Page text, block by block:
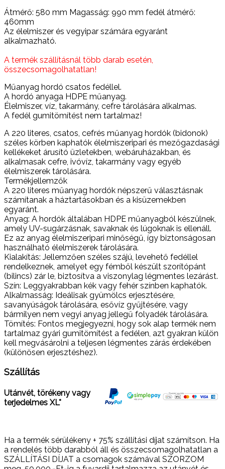
Átmérő: 580 mm Magasság: 990 mm fedél átmérő:
460mm
Az élelmiszer és vegyipar számára egyaránt
alkalmazható.
A termék szállításnál több darab esetén,
összecsomagolhatatlan!
Műanyag hordó csatos fedéllel.
A hordó anyaga HDPE műanyag.
Élelmiszer, víz, takarmány, cefre tárolására alkalmas.
A fedél gumitömítést nem tartalmaz!
A 220 literes, csatos, cefrés műanyag hordók (bidonok)
széles körben kaphatók élelmiszeripari és mezőgazdasági
kellékeket árusító üzletekben, webáruházakban, és
alkalmasak cefre, ivóvíz, takarmány vagy egyéb
élelmiszerek tárolására.
Termékjellemzők
A 220 literes műanyag hordók népszerű választásnak
számítanak a háztartásokban és a kisüzemekben
egyaránt.
Anyag: A hordók általában HDPE műanyagból készülnek,
amely UV-sugárzásnak, savaknak és lúgoknak is ellenáll.
Ez az anyag élelmiszeripari minőségű, így biztonságosan
használható élelmiszerek tárolására.
Kialakítás: Jellemzően széles szájú, levehető fedéllel
rendelkeznek, amelyet egy fémből készült szorítópánt
(bilincs) zár le, biztosítva a viszonylag légmentes lezárást.
Szín: Leggyakrabban kék vagy fehér színben kaphatók.
Alkalmasság: Ideálisak gyümölcs erjesztésére,
savanyúságok tárolására, esővíz gyűjtésére, vagy
bármilyen nem vegyi anyag jellegű folyadék tárolására.
Tömítés: Fontos megjegyezni, hogy sok alap termék nem
tartalmaz gyári gumitömítést a fedélen, azt gyakran külön
kell megvásárolni a teljesen légmentes zárás érdekében
(különösen erjesztéshez).
Szállítás
Utánvét, törékeny vagy
terjedelmes XL*
Ha a termék sérülékeny + 75% szállítási díjat számítson. Ha
a rendelés több darabból áll és összecsomagolhatatlan a
SZÁLLÍTÁSI DÍJAT a csomagok számával SZORZOM